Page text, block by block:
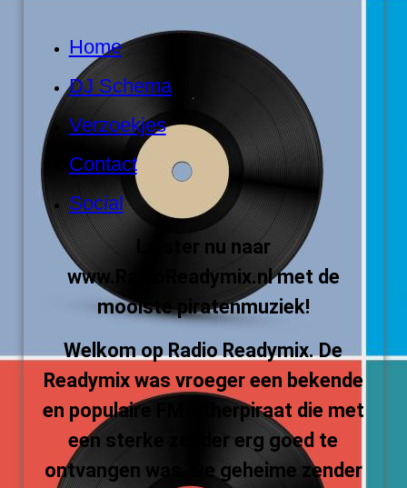
Home
DJ Schema
Verzoekjes
Contact
Social
Luister nu naar
www.RadioReadymix.nl met de
mooiste piratenmuziek!
Welkom op Radio Readymix. De
Readymix was vroeger een bekende
en populaire FM-etherpiraat die met
een sterke zender erg goed te
ontvangen was. De geheime zender